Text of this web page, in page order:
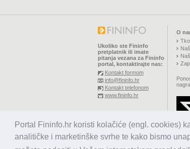
Portal Fininfo.hr koristi kolačiće (engl. cookies)
analitičke i marketinške svrhe te kako bismo
Ukoliko ste Fininfo
pretplatnik ili imate
pitanja vezana za Fininfo
portal, kontaktirajte nas:
Kontakt formom
info@fininfo.hr
Kontakt telefonom
www.fininfo.hr
Sva prava pridržana.
O